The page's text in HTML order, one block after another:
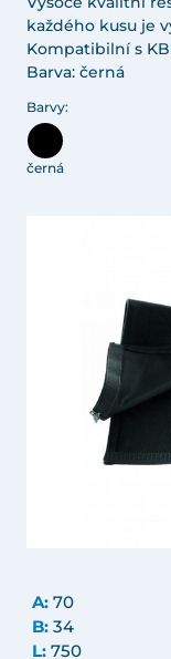
každého kusu je
Kompatibilní s
Barva: černá
Barvy:
černá
A: 70
B: 34
L: 750